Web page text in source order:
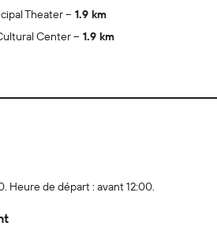
Theater
1.9 km
Center
1.9 km
Heure de départ : avant 12:00.